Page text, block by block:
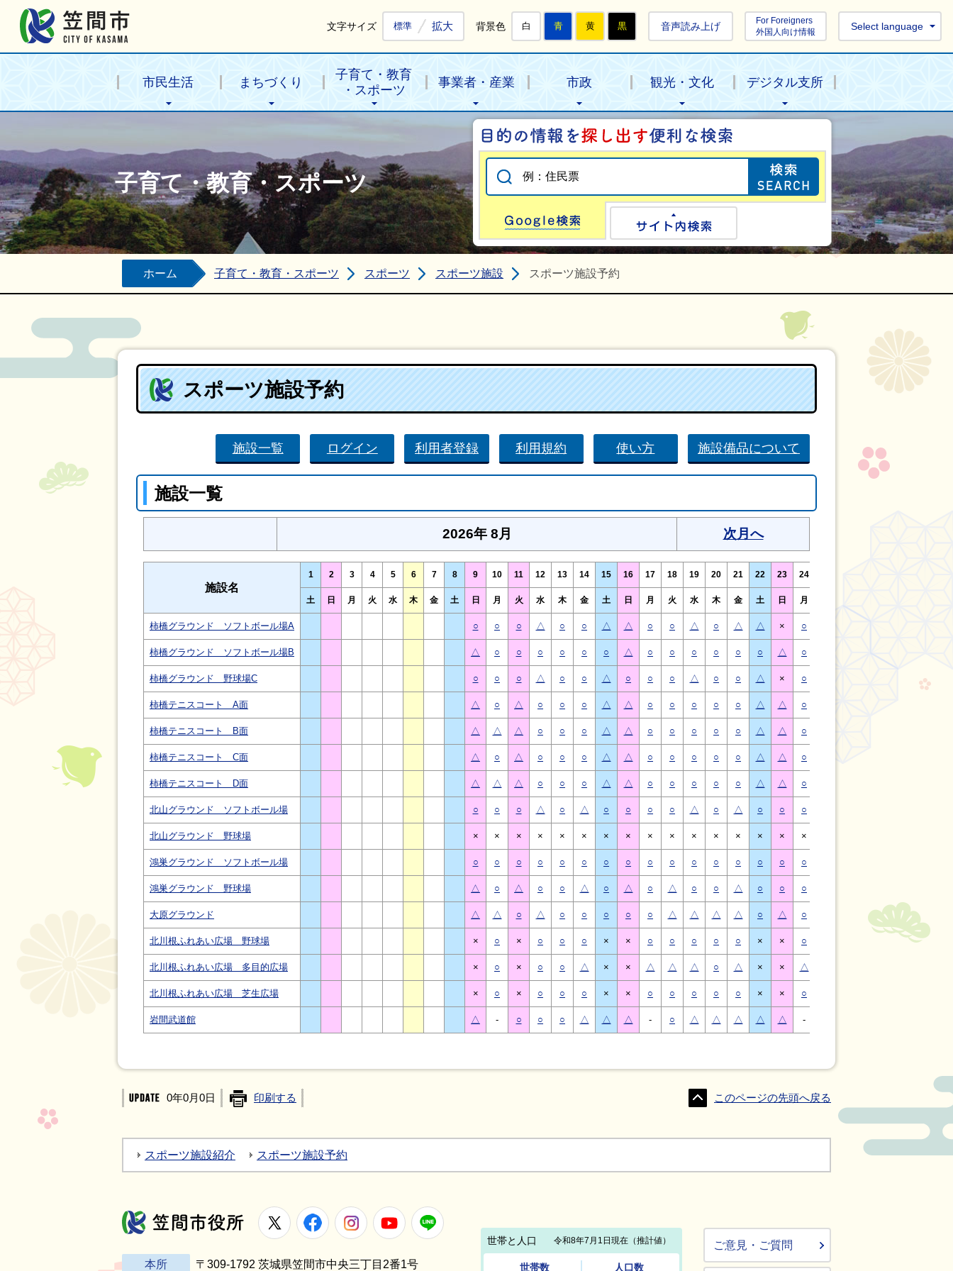
文字サイズ 標準 拡大 背景色 白 青 黄 黒 音声読み上げ
For Foreigners
外国人向け情報
Select language
市民生活 まちづくり
子育て・教育
・スポーツ
事業者・産業 市政 観光・文化 デジタル支所
子育て・教育・スポーツ
目的の情報を探
Google検索
ホーム 子育て・教育・スポーツ スポーツ スポーツ施設 スポーツ施設予約
スポーツ施設予約
施設一覧 ログイン 利用者登録 利用規約 使い方 施設備品について
施設一覧
2026年 8月 次月へ
施設名
1 2 3 4 5 6 7 8 9 10 11 12 13 14 15 16 17 18 19 20 21 22 23 24
土 日 月 火 水 木 金 土 日 月 火 水 木 金 土 日 月 火 水 木 金 土 日 月
柿橋グラウンド ソフトボール場A ○ ○ ○ △ ○ ○ △ △ ○ ○ △ ○ △ △ × ○
柿橋グラウンド ソフトボール場B △ ○ ○ ○ ○ ○ ○ △ ○ ○ ○ ○ ○ ○ △ ○ ○
柿橋グラウンド 野球場C ○ ○ ○ △ ○ ○ △ ○ ○ ○ △ ○ ○ △ × ○
柿橋テニスコート A面 △ ○ △ ○ ○ ○ △ △ ○ ○ ○ ○ ○ △ △ ○
柿橋テニスコート B面 △ △ △ ○ ○ ○ △ △ ○ ○ ○ ○ ○ △ △ ○
柿橋テニスコート C面 △ ○ △ ○ ○ ○ △ △ ○ ○ ○ ○ ○ △ △ ○
柿橋テニスコート D面 △ △ △ ○ ○ ○ △ △ ○ ○ ○ ○ ○ △ △ ○
北山グラウンド ソフトボール場 ○ ○ ○ △ ○ △ ○ ○ ○ ○ △ ○ △ ○ ○ ○
北山グラウンド 野球場 × × × × × × × × × × × × × × × ×
鴻巣グラウンド ソフトボール場 ○ ○ ○ ○ ○ ○ ○ ○ ○ ○ ○ ○ ○ ○ ○ ○
鴻巣グラウンド 野球場 △ ○ △ ○ ○ △ ○ △ ○ △ ○ ○ △ ○ ○ ○
大原グラウンド △ △ ○ △ ○ ○ ○ ○ ○ △ △ △ △ ○ △ ○ △ △ ○
北川根ふれあい広場 野球場 × ○ × ○ ○ ○ × × ○ ○ ○ ○ ○ × × ○ ×
北川根ふれあい広場 多目的広場 × ○ × ○ ○ △ × × △ △ △ ○ △ × × △
北川根ふれあい広場 芝生広場 × ○ × ○ ○ ○ × × ○ ○ ○ ○ ○ × × ○
岩間武道館 △ - ○ ○ ○ △ △ △ - ○ △ △ △ △ △ -
0年0月0日 印刷する このページの先頭へ戻る
スポーツ施設紹介 スポーツ施設予約
笠間市役所
X FacebookInstagramYoutube
本所 〒309-1792 茨城県笠間市中央三丁目2番1号
ご意見・ご質問